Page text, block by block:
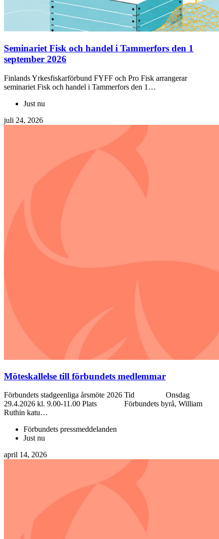
Seminariet Fisk och handel i Tammerfors den 1
september 2026
Finlands Yrkesfiskarförbund FYFF och Pro Fisk arrangerar
seminariet Fisk och handel i Tammerfors den 1…
Just nu
juli 24, 2026
Möteskallelse till förbundets medlemmar
Förbundets stadgeenliga årsmöte 2026 Tid Onsdag
29.4.2026 kl. 9.00-11.00 Plats Förbundets byrå, William
Ruthin katu…
Förbundets pressmeddelanden
Just nu
april 14, 2026